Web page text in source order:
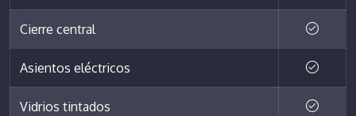
Cierre central
Asientos eléctricos
Vidrios tintados